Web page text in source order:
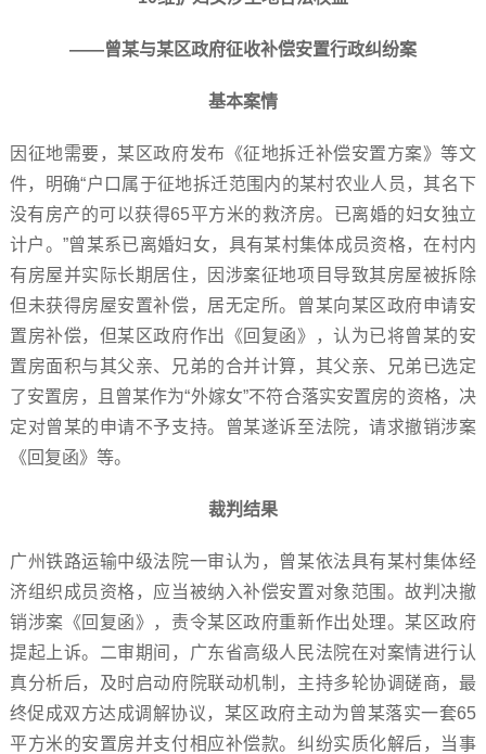
——曾某与某区政府征收补偿安置行政纠纷案
基本案情
因征地需要，某区政府发布《征地拆迁补偿安置方案》等文
件，明确“户口属于征地拆迁范围内的某村农业人员，其名下
没有房产的可以获得65平方米的救济房。已离婚的妇女独立
计户。”曾某系已离婚妇女，具有某村集体成员资格，在村内
有房屋并实际长期居住，因涉案征地项目导致其房屋被拆除
但未获得房屋安置补偿，居无定所。曾某向某区政府申请安
置房补偿，但某区政府作出《回复函》，认为已将曾某的安
置房面积与其父亲、兄弟的合并计算，其父亲、兄弟已选定
了安置房，且曾某作为“外嫁女”不符合落实安置房的资格，决
定对曾某的申请不予支持。曾某遂诉至法院，请求撤销涉案
《回复函》等。
裁判结果
广州铁路运输中级法院一审认为，曾某依法具有某村集体经
济组织成员资格，应当被纳入补偿安置对象范围。故判决撤
销涉案《回复函》，责令某区政府重新作出处理。某区政府
提起上诉。二审期间，广东省高级人民法院在对案情进行认
真分析后，及时启动府院联动机制，主持多轮协调磋商，最
终促成双方达成调解协议，某区政府主动为曾某落实一套65
平方米的安置房并支付相应补偿款。纠纷实质化解后，当事